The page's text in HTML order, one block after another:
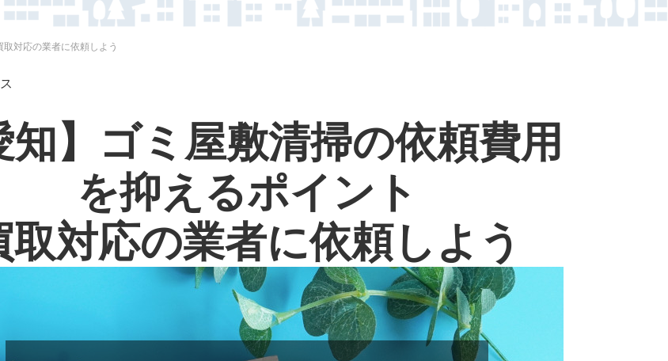
取対応の業者に依頼しよう
知】ゴミ屋敷清掃の依頼費用
を抑えるポイント
取対応の業者に依頼しよう